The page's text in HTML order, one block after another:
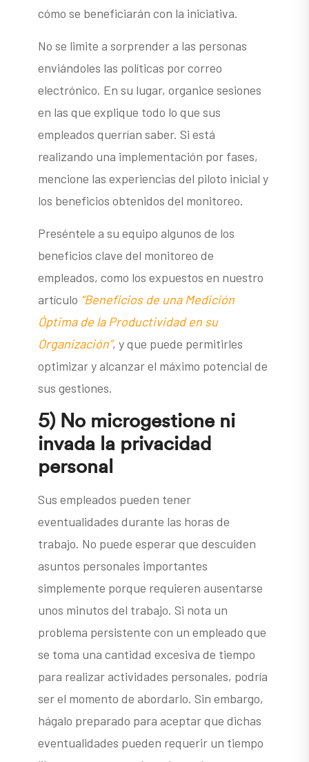
cómo se beneficiarán con la iniciativa.
No se limite a sorprender a las personas
enviándoles las políticas por correo
electrónico. En su lugar, organice sesiones
en las que explique todo lo que sus
empleados querrían saber. Si está
realizando una implementación por fases,
mencione las experiencias del piloto inicial y
los beneficios obtenidos del monitoreo.
Preséntele a su equipo algunos de los
beneficios clave del monitoreo de
empleados, como los expuestos en nuestro
artículo “Beneficios de una Medición
Óptima de la Productividad en su
Organización”, y que puede permitirles
optimizar y alcanzar el máximo potencial de
sus gestiones.
5) No microgestione ni
invada la privacidad
personal
Sus empleados pueden tener
eventualidades durante las horas de
trabajo. No puede esperar que descuiden
asuntos personales importantes
simplemente porque requieren ausentarse
unos minutos del trabajo. Si nota un
problema persistente con un empleado que
se toma una cantidad excesiva de tiempo
para realizar actividades personales, podría
ser el momento de abordarlo. Sin embargo,
hágalo preparado para aceptar que dichas
eventualidades pueden requerir un tiempo